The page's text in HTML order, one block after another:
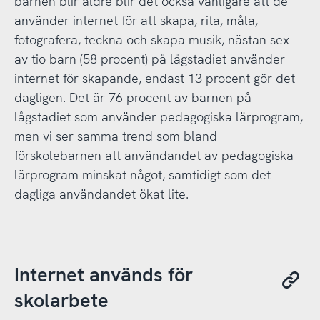
använder internet för att skapa, rita, måla,
fotografera, teckna och skapa musik, nästan sex
av tio barn (58 procent) på lågstadiet använder
internet för skapande, endast 13 procent gör det
dagligen. Det är 76 procent av barnen på
lågstadiet som använder pedagogiska lärprogram,
men vi ser samma trend som bland
förskolebarnen att användandet av pedagogiska
lärprogram minskat något, samtidigt som det
dagliga användandet ökat lite.
Internet används för
skolarbete